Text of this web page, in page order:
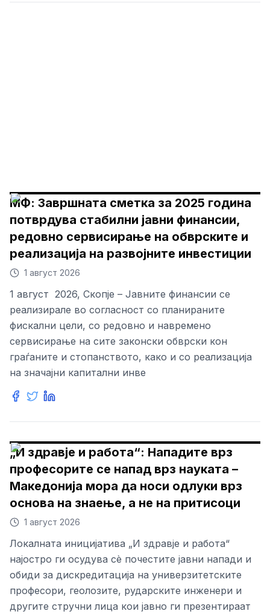
МФ: Завршната сметка за 2025 година
потврдува стабилни јавни финансии,
редовно сервисирање на обврските и
реализација на развојните инвестиции
1 август 2026
1 август 2026, Скопје – Јавните финансии се
реализирале во согласност со планираните
фискални цели, со редовно и навремено
сервисирање на сите законски обврски кон
граѓаните и стопанството, како и со реализација
на значајни капитални инве
„И здравје и работа“: Нападите врз
професорите се напад врз науката –
Македонија мора да носи одлуки врз
основа на знаење, а не на притисоци
1 август 2026
Локалната иницијатива „И здравје и работа“
најостро ги осудува сè почестите јавни напади и
обиди за дискредитација на универзитетските
професори, геолозите, рударските инженери и
другите стручни лица кои јавно ги презентираат